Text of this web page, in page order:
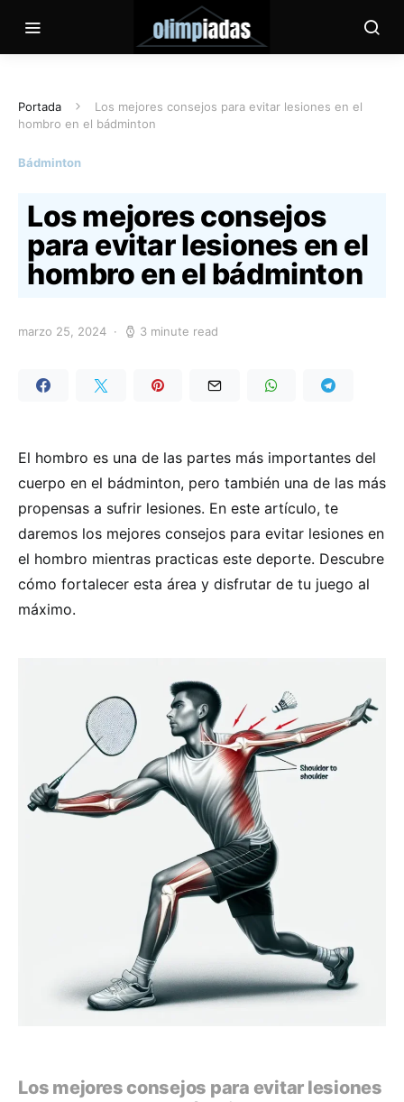
Portada
Los mejores consejos para evitar lesiones en el
hombro en el bádminton
Bádminton
Los mejores consejos
para evitar lesiones en el
hombro en el bádminton
marzo 25, 2024 3 minute read
El hombro es una de las partes más importantes del
cuerpo en el bádminton, pero también una de las más
propensas a sufrir lesiones. En este artículo, te
daremos los mejores consejos para evitar lesiones en
el hombro mientras practicas este deporte. Descubre
cómo fortalecer esta área y disfrutar de tu juego al
máximo.
Los mejores consejos para evitar lesiones